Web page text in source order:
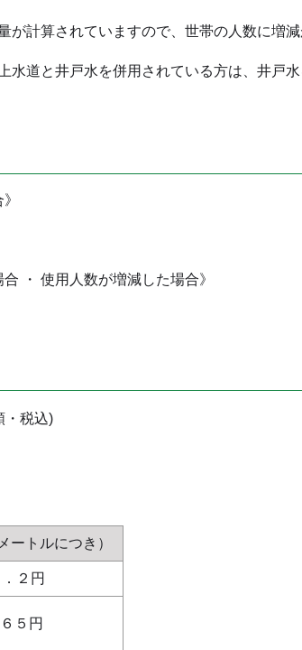
計算されていますので、世帯の人数に増
道と井戸水を併用されている方は、井戸
・ 使用人数が増減した場合》
・税込)
ートルにつき）
２円
５円